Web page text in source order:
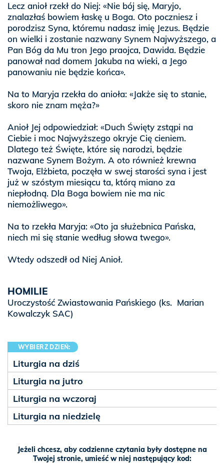
Lecz anioł rzekł do Niej: «Nie bój się, Maryjo,
znalazłaś bowiem łaskę u Boga. Oto poczniesz i
porodzisz Syna, któremu nadasz imię Jezus. Będzie
on wielki i zostanie nazwany Synem Najwyższego, a
Pan Bóg da Mu tron Jego praojca, Dawida. Będzie
panował nad domem Jakuba na wieki, a Jego
panowaniu nie będzie końca».
Na to Maryja rzekła do anioła: «Jakże się to stanie,
skoro nie znam męża?»
Anioł Jej odpowiedział: «Duch Święty zstąpi na
Ciebie i moc Najwyższego okryje Cię cieniem.
Dlatego też Święte, które się narodzi, będzie
nazwane Synem Bożym. A oto również krewna
Twoja, Elżbieta, poczęła w swej starości syna i jest
już w szóstym miesiącu ta, którą miano za
niepłodną. Dla Boga bowiem nie ma nic
niemożliwego».
Na to rzekła Maryja: «Oto ja służebnica Pańska,
niech mi się stanie według słowa twego».
Wtedy odszedł od Niej Anioł.
HOMILIE
Uroczystość Zwiastowania Pańskiego (ks. Marian
Kowalczyk SAC)
Jeżeli chcesz, aby codzienne czytania były dostępne na
Twojej stronie, umieść w niej następujący kod:
WYBIERZ DZIEŃ:
Liturgia na dziś
Liturgia na jutro
Liturgia na wczoraj
Liturgia na niedzielę